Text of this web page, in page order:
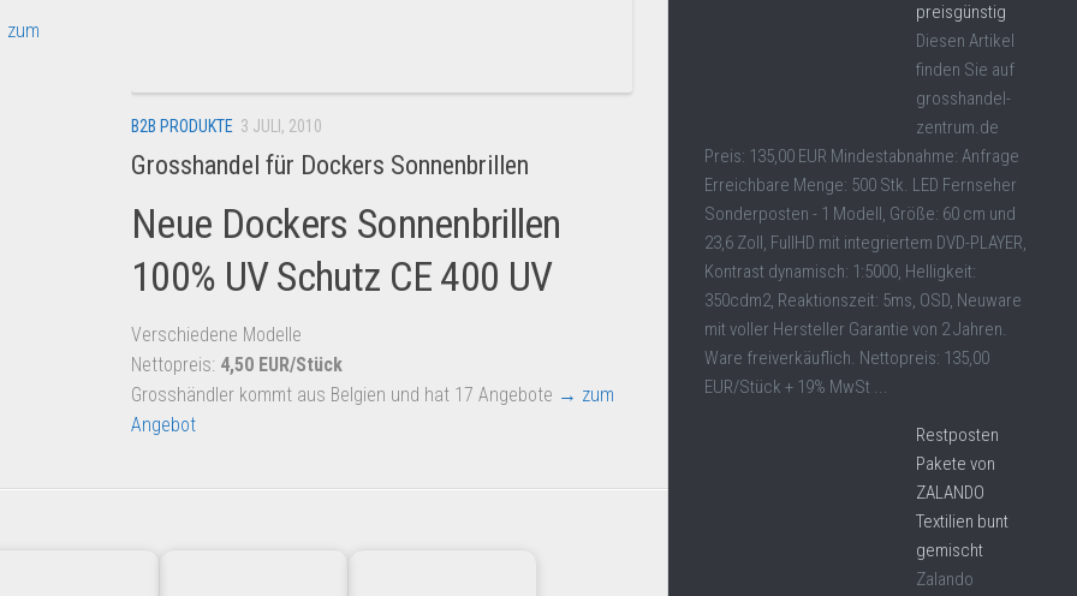
B2B PRODUKTE 3 JULI, 2010
Grosshandel für Dockers Sonnenbrillen
Neue Dockers Sonnenbrillen
100% UV Schutz CE 400 UV
Verschiedene Modelle
Nettopreis: 4,50 EUR/Stück
Grosshändler kommt aus Belgien und hat 17 Angebote → zum
Angebot
preisgünstig
Diesen Artikel
finden Sie auf
grosshandel-
zentrum.de
Preis: 135,00 EUR Mindestabnahme: Anfrage
Erreichbare Menge: 500 Stk. LED Fernseher
Sonderposten - 1 Modell, Größe: 60 cm und
23,6 Zoll, FullHD mit integriertem DVD-PLAYER,
Kontrast dynamisch: 1:5000, Helligkeit:
350cdm2, Reaktionszeit: 5ms, OSD, Neuware
mit voller Hersteller Garantie von 2 Jahren.
Ware freiverkäuflich. Nettopreis: 135,00
EUR/Stück + 19% MwSt ...
Restposten
Pakete von
ZALANDO
Textilien bunt
gemischt
Zalando